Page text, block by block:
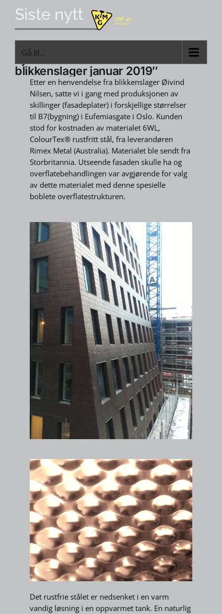
content
Gå til...
Siste nytt
Fasadeplater til
Bjørvika»stansearbeid for
blikkenslager januar 2019″
Etter en henvendelse fra blikkenslager Øivind
Nilsen, satte vi i gang med produksjonen av
skillinger (fasadeplater) i forskjellige størrelser
til B7(bygning) i Eufemiasgate i Oslo. Kunden
stod for kostnaden av materialet 6WL,
ColourTex® rustfritt stål, fra leverandøren
Rimex Metal (Australia). Materialet ble sendt fra
Storbritannia. Utseende fasaden skulle ha og
overflatebehandlingen var avgjørende for valg
av dette materialet med denne spesielle
boblete overflatestrukturen.
Det rustfrie stålet er nedsenket i en varm
vandig løsning i en oppvarmet tank. En naturlig